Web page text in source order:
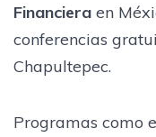
Financiera en
conferencias
Chapultepec.
Programas como